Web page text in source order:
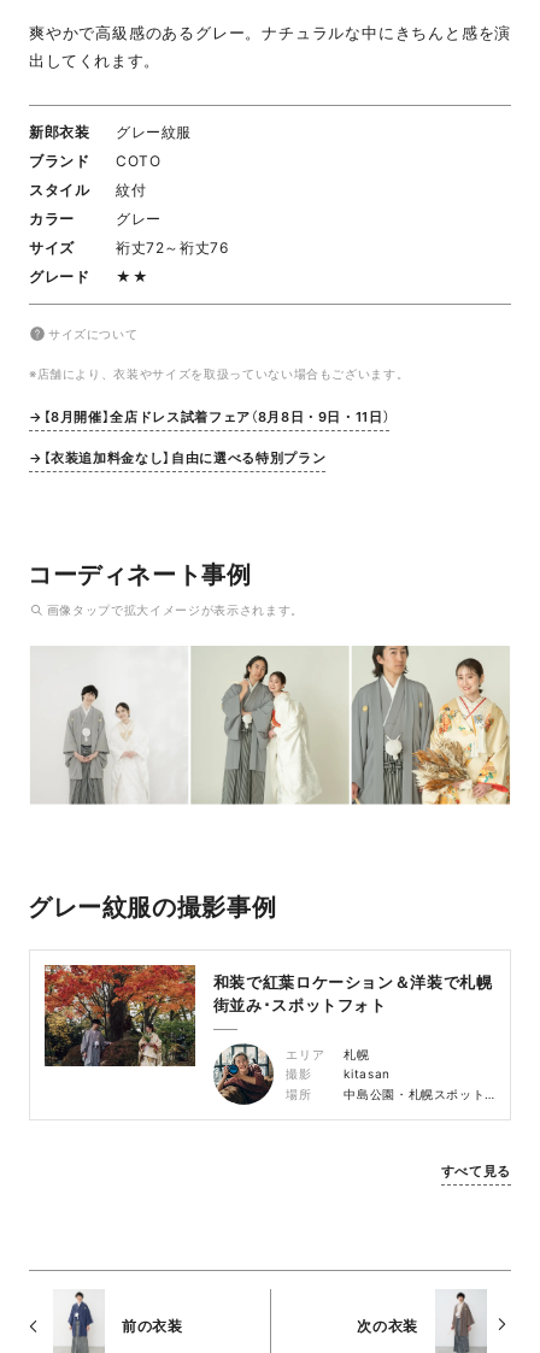
爽やかで高級感のあるグレー。ナチュラルな中にきちんと感を演
出してくれます。
新郎衣装
グレー紋服
ブランド
COTO
スタイル
紋付
カラー
グレー
サイズ
裄丈72～裄丈76
グレード
★★
サイズについて
※店舗により、衣装やサイズを取扱っていない場合もございます。
→【8月開催】全店ドレス試着フェア（8月8日・9日・11日）
→【衣装追加料金なし】自由に選べる特別プラン
コーディネート事例
画像 タップで拡大イメージが表示されます。
グレー紋服の撮影事例
和装で紅葉ロケーション＆洋装で札幌
街並み･スポットフォト
エリア
札幌
撮影
kitasan
場所
中島公園・札幌スポット｜狸小路
すべて見る
前の衣装 次の衣装